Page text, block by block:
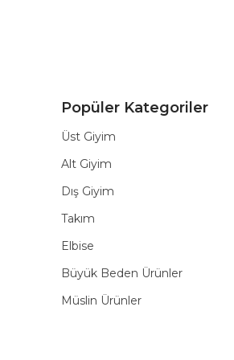
Popüler Kategoriler
Üst Giyim
Alt Giyim
Dış Giyim
Takım
Elbise
Büyük Beden Ürünler
Müslin Ürünler